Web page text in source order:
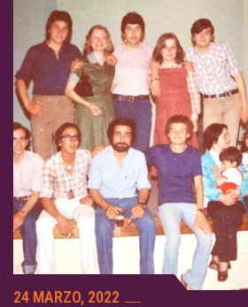
24 MARZO, 2022